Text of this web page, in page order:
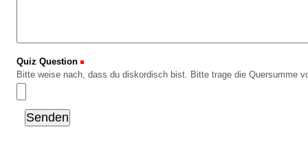
Quiz Question
Bitte weise nach, dass du diskordisch bist. Bitte trage die Quersumme